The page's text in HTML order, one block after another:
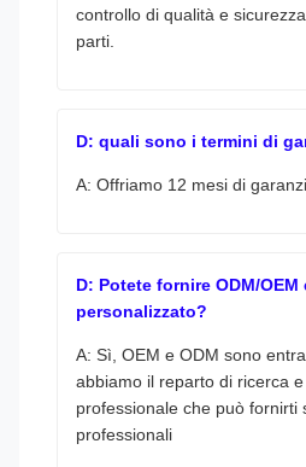
controllo di qualità e
parti.
D: quali sono i termini di
A: Offriamo 12 mesi di
D: Potete fornire ODM/
personalizzato?
A: Sì, OEM e ODM sono
abbiamo il reparto di ricerca
professionale che può fornirti
professionali